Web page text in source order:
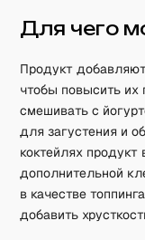
Для чего
Продукт
чтобы повысить их
смешивать с
для загустения и
коктейлях продукт
дополнительной
в качестве
добавить